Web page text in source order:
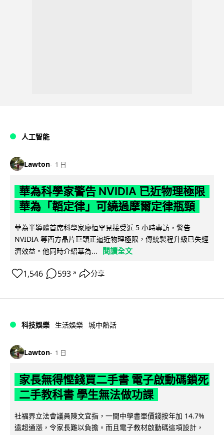
人工智能
Lawton 1 日
華為科學家警告 NVIDIA 已近物理極限
華為「韜定律」可繞過摩爾定律瓶頸
華為半導體首席科學家廖恒罕見接受近 5 小時專訪，警告
NVIDIA 等西方晶片巨頭正逼近物理極限，傳統製程升級已失經
濟效益。他同時介紹華為...
閱讀全文
1,546 593 ↗ 分享
科技娛樂 生活娛樂 城中熱話
Lawton 1 日
家長無得慳錢買二手書 電子啟動碼鎖死
二手教科書 學生無法做功課
社福界立法會議員陳文宜指，一間中學書單價錢按年加 14.7%
遠超通漲，令家長難以負擔。而且電子教材啟動碼這項設計，